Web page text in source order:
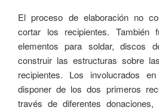
El proceso de elaboración no
cortar los recipientes. También
elementos para soldar, discos
construir las estructuras sobre
recipientes. Los involucrados
disponer de los dos primeros
través de diferentes